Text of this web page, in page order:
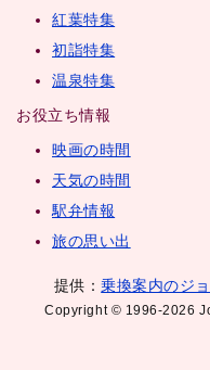
紅葉特集
初詣特集
温泉特集
お役立ち情報
映画の時間
天気の時間
駅弁情報
旅の思い出
提供：乗換案内のジ
Copyright © 1996-2026